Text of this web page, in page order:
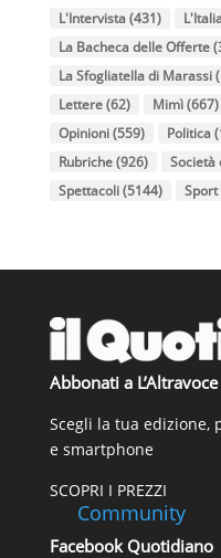
L'Intervista(431)
La Bacheca delle Offerte
La Sfogliatella di Marassi
Lettere(62) Mimì(667)
Opinioni(559) Politica
Rubriche(926) Società
Spettacoli(5144) Sport
Abbonati a
Scegli la tua edizione,
e smartphone
SCOPRI I PREZZI
Community
Facebook Quotidiano